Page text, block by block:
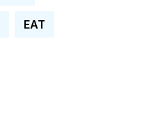
EAT